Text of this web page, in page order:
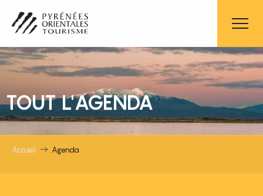
contenu
principal
TOUT L'AGENDA
Accueil Agenda